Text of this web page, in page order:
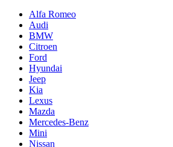
Alfa Romeo
Audi
BMW
Citroen
Ford
Hyundai
Jeep
Kia
Lexus
Mazda
Mercedes-Benz
Mini
Nissan